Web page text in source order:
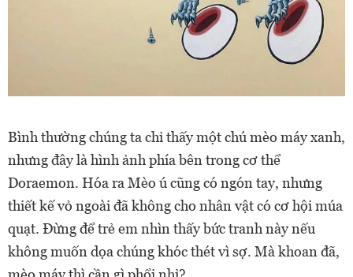
Bình thường chúng ta chỉ thấy một chú mèo máy xanh,
nhưng đây là hình ảnh phía bên trong cơ thể
Doraemon. Hóa ra Mèo ú cũng có ngón tay, nhưng
thiết kế vỏ ngoài đã không cho nhân vật có cơ hội múa
quạt. Đừng để trẻ em nhìn thấy bức tranh này nếu
không muốn dọa chúng khóc thét vì sợ. Mà khoan đã,